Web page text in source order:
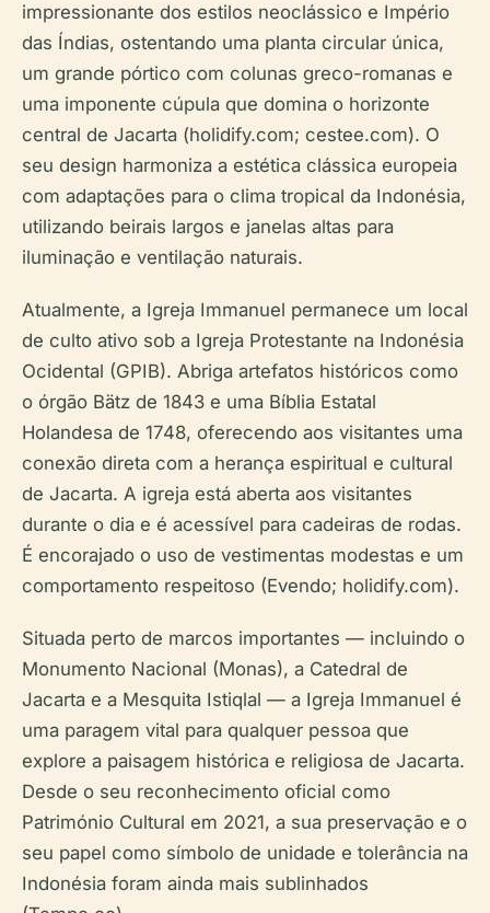
impressionante dos estilos neoclássico e Império
das Índias, ostentando uma planta circular única,
um grande pórtico com colunas greco-romanas e
uma imponente cúpula que domina o horizonte
central de Jacarta (holidify.com; cestee.com). O
seu design harmoniza a estética clássica europeia
com adaptações para o clima tropical da Indonésia,
utilizando beirais largos e janelas altas para
iluminação e ventilação naturais.
Atualmente, a Igreja Immanuel permanece um local
de culto ativo sob a Igreja Protestante na Indonésia
Ocidental (GPIB). Abriga artefatos históricos como
o órgão Bätz de 1843 e uma Bíblia Estatal
Holandesa de 1748, oferecendo aos visitantes uma
conexão direta com a herança espiritual e cultural
de Jacarta. A igreja está aberta aos visitantes
durante o dia e é acessível para cadeiras de rodas.
É encorajado o uso de vestimentas modestas e um
comportamento respeitoso (Evendo; holidify.com).
Situada perto de marcos importantes — incluindo o
Monumento Nacional (Monas), a Catedral de
Jacarta e a Mesquita Istiqlal — a Igreja Immanuel é
uma paragem vital para qualquer pessoa que
explore a paisagem histórica e religiosa de Jacarta.
Desde o seu reconhecimento oficial como
Património Cultural em 2021, a sua preservação e o
seu papel como símbolo de unidade e tolerância na
Indonésia foram ainda mais sublinhados